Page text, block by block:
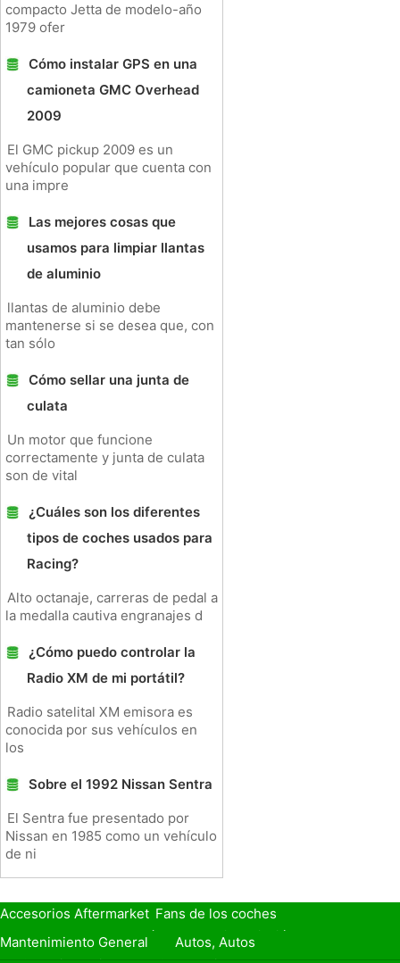
compacto Jetta de modelo-año
1979 ofer
Cómo instalar GPS en una
camioneta GMC Overhead
2009
El GMC pickup 2009 es un
vehículo popular que cuenta con
una impre
Las mejores cosas que
usamos para limpiar llantas
de aluminio
llantas de aluminio debe
mantenerse si se desea que, con
tan sólo
Cómo sellar una junta de
culata
Un motor que funcione
correctamente y junta de culata
son de vital
¿Cuáles son los diferentes
tipos de coches usados ​​para
Racing?
Alto octanaje, carreras de pedal a
la medalla cautiva engranajes d
¿Cómo puedo controlar la
Radio XM de mi portátil?
Radio satelital XM emisora ​​es
conocida por sus vehículos en
los
Sobre el 1992 Nissan Sentra
El Sentra fue presentado por
Nissan en 1985 como un vehículo
de ni
Accesorios Aftermarket Fans de los coches
Seguro de Coche
Préstamos y Financiación
Mantenimiento General
Autos, Autos